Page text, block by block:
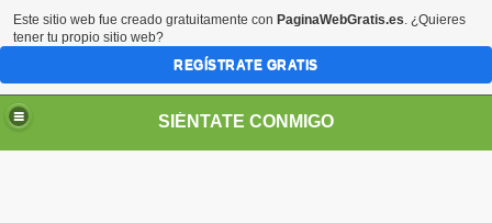
SIÉNTATE CONMIGO
Este sitio web fue creado gratuitamente con PaginaWebGratis.es. ¿Quieres
tener tu propio sitio web?
REGÍSTRATE GRATIS